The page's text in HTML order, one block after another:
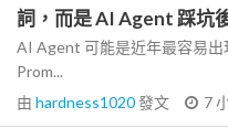
詞，而是 AI Agent 踩坑
AI Agent 可能是近年最容易
Prom...
由 hardness1020發文 7